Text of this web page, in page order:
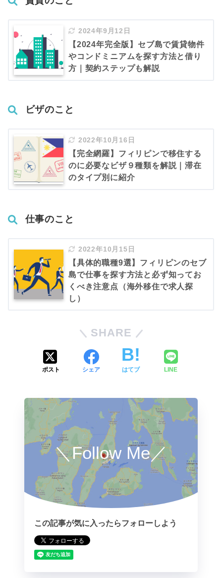
2024年9月12日
【2024年完全版】セブ島で賃貸物件
やコンドミニアムを探す方法と借り
方｜契約ステップも解説
ビザのこと
2022年10月16日
【完全網羅】フィリピンで移住する
のに必要なビザ９種類を解説｜滞在
のタイプ別に紹介
仕事のこと
2022年10月15日
【具体的職種9選】フィリピンのセブ
島で仕事を探す方法と必ず知ってお
くべき注意点（海外移住で求人探
し）
SHARE
ポスト シェア はてブ LINE
＼Follow Me／
この記事が気に入ったらフォローしよう